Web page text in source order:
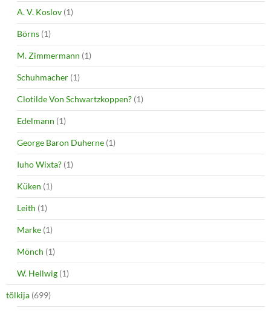
A. V. Koslov (1)
Börns (1)
M. Zimmermann (1)
Schuhmacher (1)
Clotilde Von Schwartzkoppen? (1)
Edelmann (1)
George Baron Duherne (1)
Iuho Wixta? (1)
Küken (1)
Leith (1)
Marke (1)
Mönch (1)
W. Hellwig (1)
tõlkija (699)